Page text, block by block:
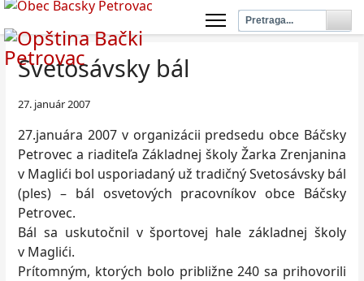
Svetosávsky bál
27. január 2007
27.januára 2007 v organizácii predsedu obce Báčsky
Petrovec a riaditeľa Základnej školy Žarka Zrenjanina
v Maglići bol usporiadaný už tradičný Svetosávsky bál
(ples) – bál osvetových pracovníkov obce Báčsky
Petrovec.
Bál sa uskutočnil v športovej hale základnej školy
v Maglići.
Prítomným, ktorých bolo približne 240 sa prihovorili